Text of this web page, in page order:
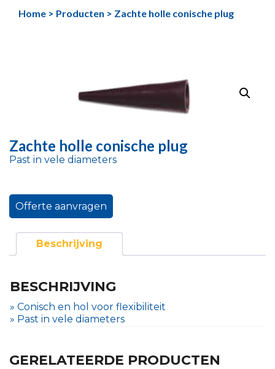
naarHome > Producten > Zachte holle conische plug
Zachte holle conische plug
Past in vele diameters
Offerte aanvragen
Beschrijving
BESCHRIJVING
» Conisch en hol voor flexibiliteit
» Past in vele diameters
GERELATEERDE PRODUCTEN